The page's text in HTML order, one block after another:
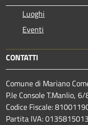
Luoghi
Eventi
CONTATTI
Comune di Mariano
P.le Console T.Manlio,
Codice Fiscale:
Partita IVA: